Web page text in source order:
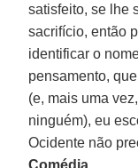
satisfeito, se lhe
sacrifício, então
identificar o
pensamento,
(e, mais uma
ninguém), eu
Ocidente não
Comédia.